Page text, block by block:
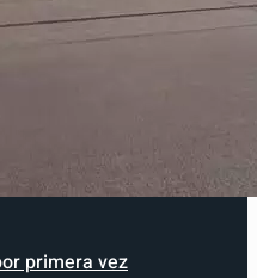
primera vez